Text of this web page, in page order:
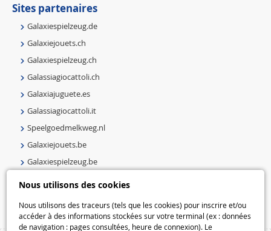
Nous utilisons des cookies
Nous utilisons des traceurs (tels que les cookies) pour inscrire et/ou
accéder à des informations stockées sur votre terminal (ex : données
de navigation : pages consultées, heure de connexion). Le
Sites partenaires
Galaxiespielzeug.de
Galaxiejouets.ch
Galaxiespielzeug.ch
Galassiagiocattoli.ch
Galaxiajuguete.es
Galassiagiocattoli.it
Speelgoedmelkweg.nl
Galaxiejouets.be
Galaxiespielzeug.be